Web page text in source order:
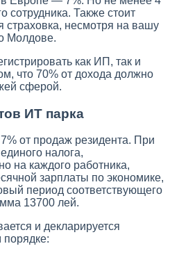
сотрудника. Также стоит
страховка, несмотря на вашу
Молдове.
как ИП, так и
что 70% от дохода должно
сферой.
ИТ парка
от продаж резидента. При
налога,
на каждого работника,
зарплаты по экономике,
период соответствующего
13700 лей.
и декларируется